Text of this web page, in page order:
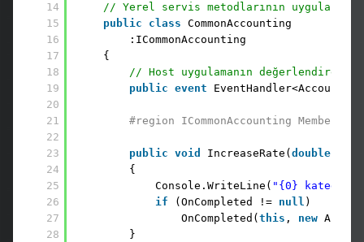
14
15
16
17
18
19
20
21
22
23
24
25
26
27
28
// Yerel servis metodlarının
public
class CommonAccounting
:ICommonAccounting
{
// Host uygulamanın
public event
#region ICommonAccounting Members
public void IncreaseRate( double
{
Console.WriteLine( "{0}
if
(OnCompleted != null )
OnCompleted( this , new
}